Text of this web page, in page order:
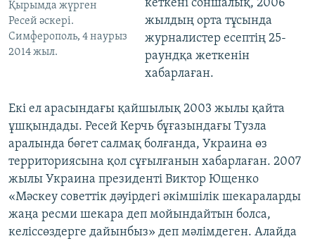
Қырымда жүрген
Ресей әскері.
Симферополь, 4 наурыз
2014 жыл.
кеткені соншалық, 2006
жылдың орта тұсында
журналистер есептің 25-
раундқа жеткенін
хабарлаған.
Екі ел арасындағы қайшылық 2003 жылы қайта
ұшқындады. Ресей Керчь бұғазындағы Тузла
аралында бөгет салмақ болғанда, Украина өз
территориясына қол сұғылғанын хабарлаған. 2007
жылы Украина президенті Виктор Ющенко
«Мәскеу советтік дәуірдегі әкімшілік шекараларды
жаңа ресми шекара деп мойындайтын болса,
келіссөздерге дайынбыз» деп мәлімдеген. Алайда